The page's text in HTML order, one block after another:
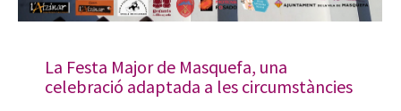
La Festa Major de Masquefa, una
celebració adaptada a les circumstàncies